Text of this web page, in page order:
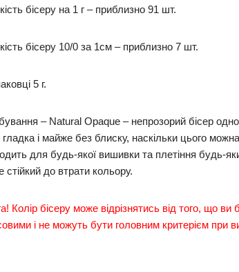
бісеру на 1 г – приблизно 91 шт.
бісеру 10/0 за 1см – приблизно 7 шт.
5 г.
– Natural Opaque – непрозорий бісер
гладка і майже без блиску, наскільки цього
для будь-якої вишивки та плетіння будь-
стійкий до втрати кольору.
Колір бісеру може відрізнятись від того, що
і не можуть бути головним критерієм при